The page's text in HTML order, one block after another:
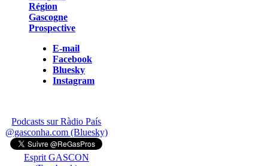
Région
Gascogne
Prospective
E-mail
Facebook
Bluesky
Instagram
Podcasts sur Ràdio País
@gasconha.com (Bluesky)
Esprit GASCON